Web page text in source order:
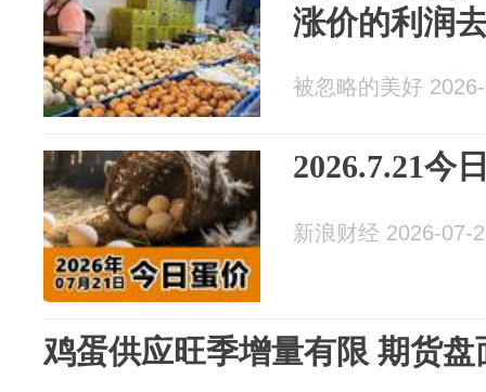
涨价的利润
被忽略的美好
2026.7.21今
新浪财经 2026-07-
鸡蛋供应旺季增量有限 期货